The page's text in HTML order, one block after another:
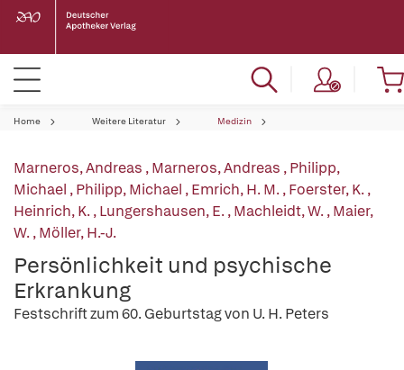
Home Weitere Literatur Medizin
Marneros, Andreas ,Marneros, Andreas ,Philipp,
Michael ,Philipp, Michael ,Emrich, H. M.,Foerster, K.,
Heinrich, K.,Lungershausen, E.,Machleidt, W.,Maier,
W.,Möller, H.-J.
Persönlichkeit und psychische
Erkrankung
Festschrift zum 60. Geburtstag von U. H. Peters